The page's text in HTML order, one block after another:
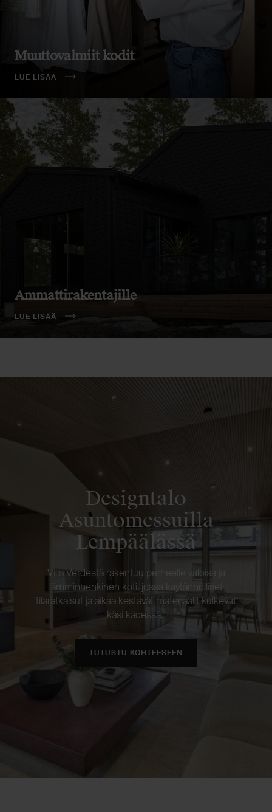
Muuttovalmiit kodit
LUE LISÄÄ
Ammattirakentajille
LUE LISÄÄ
Designtalo
Asuntomessuilla
Lempäälässä
Villa Verdestä rakentuu perheelle valoisa ja
lämminhenkinen koti, jossa käytännölliset
tilaratkaisut ja aikaa kestävät materiaalit kulkevat
käsi kädessä.
TUTUSTU KOHTEESEEN